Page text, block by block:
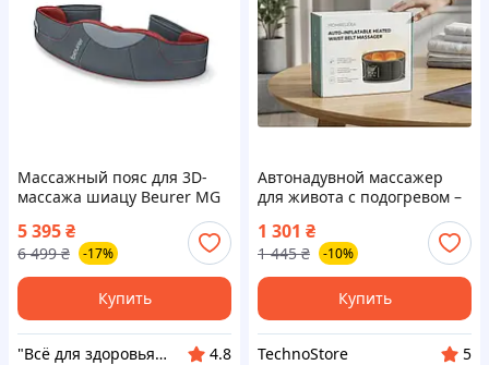
Массажный пояс для 3D-
массажа шиацу Beurer MG
5 395₴
6 499 ₴ -17%
Купить
"Всё для здоровья" Интернет-магазин
4.8
Автонадувной массажер
для живота с подогревом –
массажа, релакс и
восстановление
1 301 ₴
1 445 ₴ -10%
Купить
TechnoStore
5